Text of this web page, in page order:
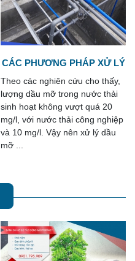
THIẾT KẾ HỆ THỐNG XỬ LÝ
NƯỚC THẢI CHUNG CƯ
Công ty môi trường Song Giang
nhận tư vấn và thiết kế hệ
thống xử lý nước thải chung cư
trọn gói đảm bảo đạt mọi yêu
cầu của các chủ đầu tư, cũng ...